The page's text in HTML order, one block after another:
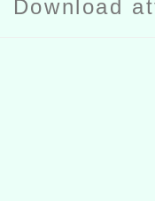
Download